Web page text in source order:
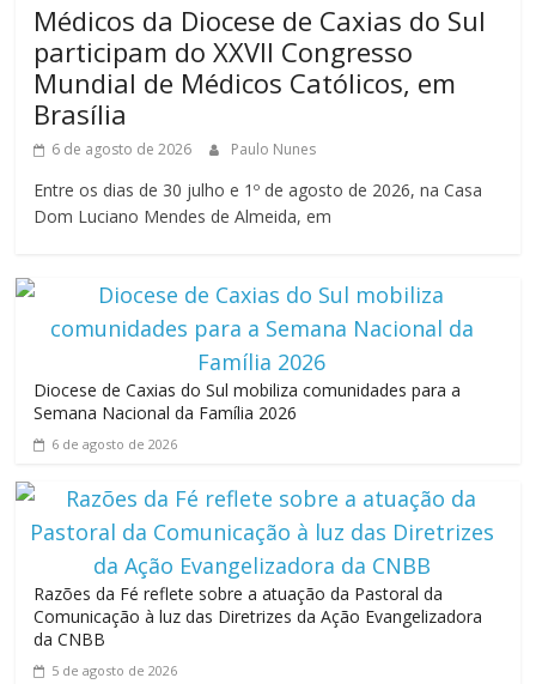
Médicos da Diocese de Caxias do Sul
participam do XXVII Congresso
Mundial de Médicos Católicos, em
Brasília
6 de agosto de 2026 Paulo Nunes
Entre os dias de 30 julho e 1º de agosto de 2026, na Casa
Dom Luciano Mendes de Almeida, em
Diocese de Caxias do Sul mobiliza comunidades para a
Semana Nacional da Família 2026
6 de agosto de 2026
Razões da Fé reflete sobre a atuação da Pastoral da
Comunicação à luz das Diretrizes da Ação Evangelizadora
da CNBB
5 de agosto de 2026